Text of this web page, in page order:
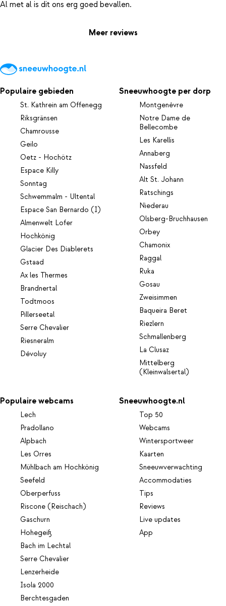
Meer reviews
Populaire gebieden
St. Kathrein am Offenegg
Riksgränsen
Chamrousse
Geilo
Oetz - Hochötz
Espace Killy
Sonntag
Schwemmalm - Ultental
Espace San Bernardo (I)
Almenwelt Lofer
Hochkönig
Glacier Des Diablerets
Gstaad
Ax les Thermes
Brandnertal
Todtmoos
Pillerseetal
Serre Chevalier
Riesneralm
Dévoluy
Sneeuwhoogte per dorp
Montgenèvre
Notre Dame de
Bellecombe
Les Karellis
Annaberg
Nassfeld
Alt St. Johann
Ratschings
Niederau
Olsberg-Bruchhausen
Orbey
Chamonix
Raggal
Ruka
Gosau
Zweisimmen
Baqueira Beret
Riezlern
Schmallenberg
La Clusaz
Mittelberg
(Kleinwalsertal)
Populaire webcams
Lech
Pradollano
Alpbach
Les Orres
Mühlbach am Hochkönig
Seefeld
Oberperfuss
Riscone (Reischach)
Gaschurn
Hohegeiß
Bach im Lechtal
Serre Chevalier
Lenzerheide
Isola 2000
Berchtesgaden
Sneeuwhoogte.nl
Top 50
Webcams
Wintersportweer
Kaarten
Sneeuwverwachting
Accommodaties
Tips
Reviews
Live updates
App